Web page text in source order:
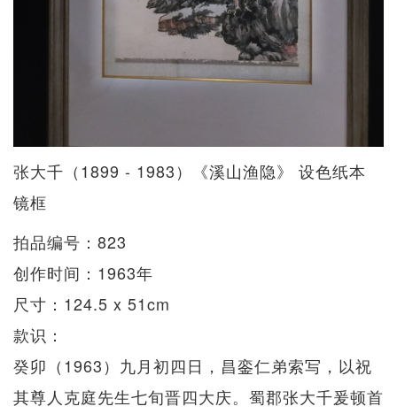
张大千（1899 - 1983）《溪山渔隐》 设色纸本
镜框
拍品编号：823
创作时间：1963年
尺寸：124.5 x 51cm
款识：
癸卯（1963）九月初四日，昌銮仁弟索写，以祝
其尊人克庭先生七旬晋四大庆。蜀郡张大千爰顿首